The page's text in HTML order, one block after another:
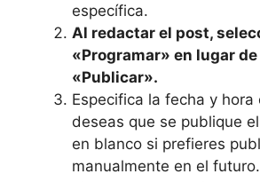
específica.
Al redactar⁢ el post,⁤
«Programar»⁢ en lugar
«Publicar».
Especifica la fecha y hora
deseas que se publique
‌en blanco ​si prefieres
manualmente ⁢en el futuro.